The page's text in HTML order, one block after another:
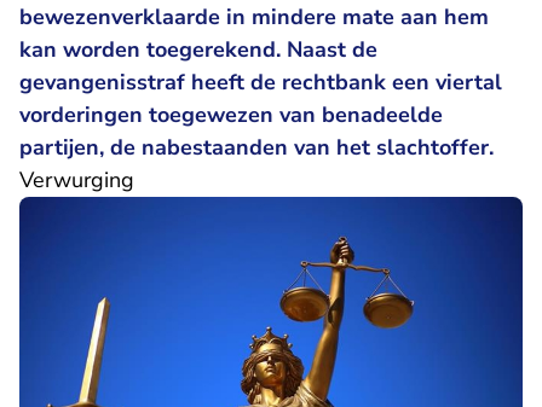
bewezenverklaarde in mindere mate aan hem
kan worden toegerekend. Naast de
gevangenisstraf heeft de rechtbank een viertal
vorderingen toegewezen van benadeelde
partijen, de nabestaanden van het slachtoffer.
Verwurging